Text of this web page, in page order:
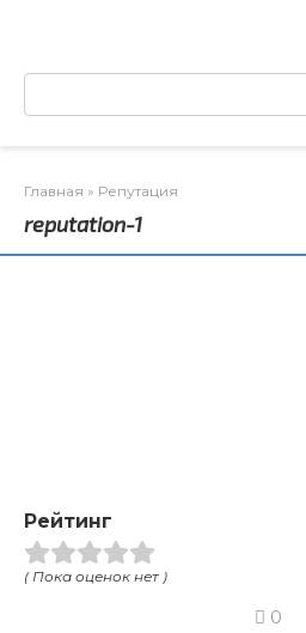
Поиск:
Главная » Репутация
reputation-1
Рейтинг
( Пока оценок нет )
0